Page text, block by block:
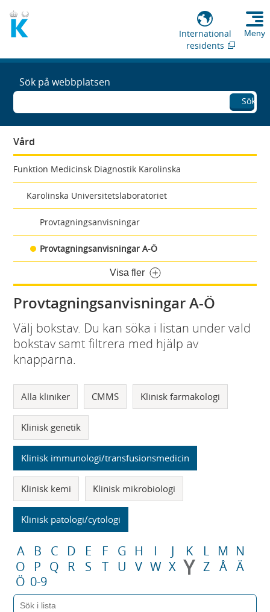
International
residents
Meny
Sök på webbplatsen
Sök
Vård
Funktion Medicinsk Diagnostik Karolinska
Karolinska Universitetslaboratoriet
Provtagningsanvisningar
Provtagningsanvisningar A-Ö
Visa fler
Provtagningsanvisningar A-Ö
Välj bokstav. Du kan söka i listan under vald
bokstav samt filtrera med hjälp av
knapparna.
Alla kliniker CMMS Klinisk farmakologi
Klinisk genetik
Klinisk immunologi/transfusionsmedicin
Klinisk kemi Klinisk mikrobiologi
Klinisk patologi/cytologi
A B C D E F G H I J K L M N
O
P Q R S T U V W X Y Z Å Ä
Ö 0-9